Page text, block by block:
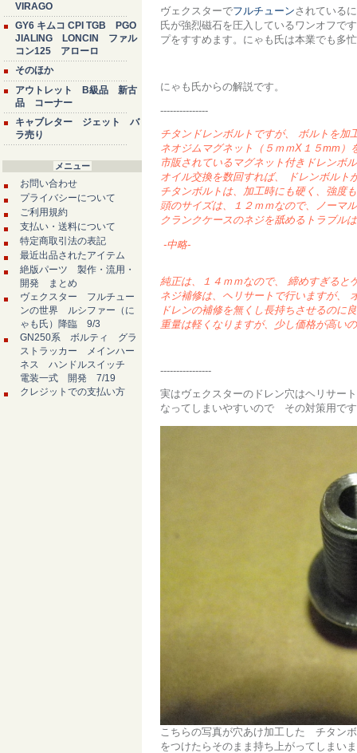
VIRAGO
GY6 キムコ CPI TGB PGO
JIALING LONCIN ファル
コン125 アローロ
そのほか
アウトレット B級品 新古
品 コーナー
キャブレター ジェット バ
ラ売り
メニュー
お問い合わせ
プライバシーについて
ご利用規約
支払い・送料について
特定商取引法の表記
最近出品されたアイテム
絶版パーツ 製作・流用・
開発 まとめ
ヴェクスター フルチュー
ンの世界 ルシファー（に
ゃも氏）降臨 9/3
GN250系 ボルティ グラ
ストラッカー メインハー
ネス ハンドルスイッチ
電装一式 開発 7/19
クレジットでの支払い方
ヴェクスターでフルチューンされている
氏が強烈磁石を圧入しているワンオフで
プをすすめます。にゃも氏は本業でも多
にゃも氏からの解説です。
---------------
チタンドレンボルトですが、 ボルトを加
ネオジムマグネット（ ５ｍｍX１５mm）
市販されているマグネット付きドレンボ
オイル交換を数回すれば、
ドレンボルト
チタンボルトは、加工時にも硬く、強度
頭のサイズは、１２ｍｍなので、ノーマ
クランクケースのネジを舐めるトラブル
-中略-
純正は、１４ｍｍなので、 締めすぎると
ネジ補修は、ヘリサートで行いますが、
ドレンの補修を無くし長持ちさせるのに
重量は軽くなりますが、少し価格が高い
----------------
実はヴェクスターのドレン穴はヘリサー
なってしまいやすいので その対策用で
こちらの写真が穴あけ加工した チタン
をつけたらそのまま持ち上がってしまい